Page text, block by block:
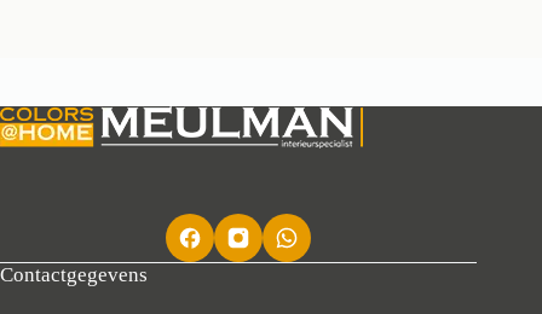
Contactgegevens